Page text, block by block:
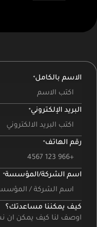
الاسم بالكامل
البريد الإلكتروني
رقم الهاتف
اسم الشركة/المؤسسة
كيف يمكننا مساعدتك؟